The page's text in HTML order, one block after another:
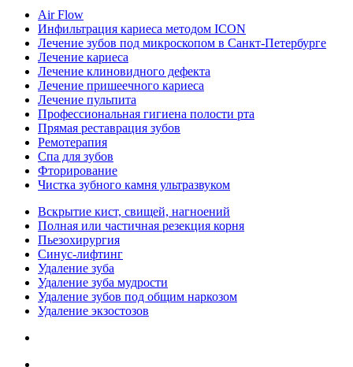
Air Flow
Инфильтрация кариеса методом ICON
Лечение зубов под микроскопом в Санкт-Петербурге
Лечение кариеса
Лечение клиновидного дефекта
Лечение пришеечного кариеса
Лечение пульпита
Профессиональная гигиена полости рта
Прямая реставрация зубов
Ремотерапия
Спа для зубов
Фторирование
Чистка зубного камня ультразвуком
Вскрытие кист, свищей, нагноений
Полная или частичная резекция корня
Пьезохирургия
Синус-лифтинг
Удаление зуба
Удаление зуба мудрости
Удаление зубов под общим наркозом
Удаление экзостозов